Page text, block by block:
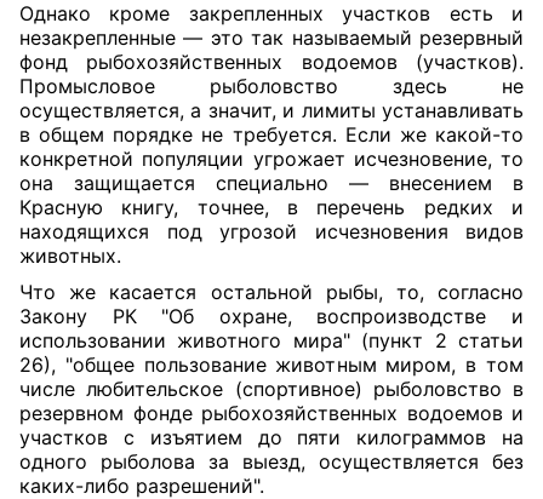
Однако кроме закрепленных участков есть и
незакрепленные — это так называемый резервный
фонд рыбохозяйственных водоемов (участков).
Промысловое рыболовство здесь не
осуществляется, а значит, и лимиты устанавливать
в общем порядке не требуется. Если же какой-то
конкретной популяции угрожает исчезновение, то
она защищается специально — внесением в
Красную книгу, точнее, в перечень редких и
находящихся под угрозой исчезновения видов
животных.
Что же касается остальной рыбы, то, согласно
Закону РК "Об охране, воспроизводстве и
использовании животного мира" (пункт 2 статьи
26), "общее пользование животным миром, в том
числе любительское (спортивное) рыболовство в
резервном фонде рыбохозяйственных водоемов и
участков с изъятием до пяти килограммов на
одного рыболова за выезд, осуществляется без
каких-либо разрешений".